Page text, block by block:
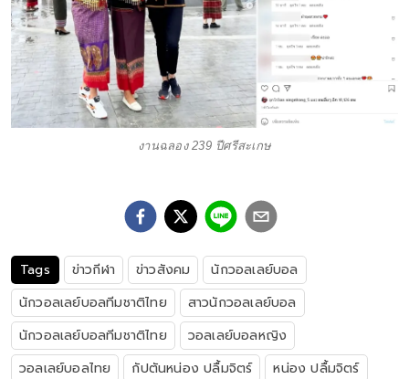
งานฉลอง 239 ปีศรีสะเกษ
Tags ข่าวกีฬา ข่าวสังคม
นักวอลเลย์บอล
นักวอลเลย์บอลทีมชาติไทย
สาวนักวอลเลย์บอล
นักวอลเลย์บอลทีมชาติไทย
วอลเลย์บอลหญิง
วอลเลย์บอลไทย
กัปตันหน่อง ปลื้มจิตร์
หน่อง ปลื้มจิตร์